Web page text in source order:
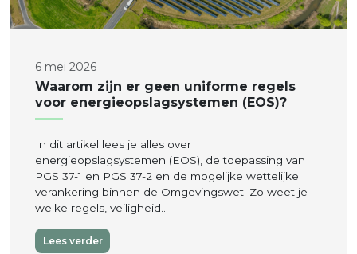
6 mei 2026
Waarom zijn er geen uniforme regels
voor energieopslagsystemen (EOS)?
In dit artikel lees je alles over
energieopslagsystemen (EOS), de toepassing van
PGS 37-1 en PGS 37-2 en de mogelijke wettelijke
verankering binnen de Omgevingswet. Zo weet je
welke regels, veiligheid…
Lees verder